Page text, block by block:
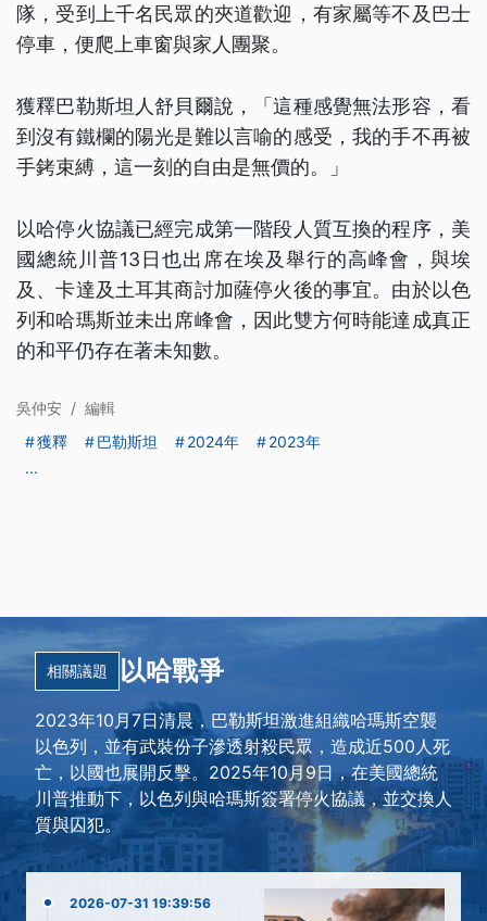
隊，受到上千名民眾的夾道歡迎，有家屬等不及巴士
停車，便爬上車窗與家人團聚。
獲釋巴勒斯坦人舒貝爾說，「這種感覺無法形容，看
到沒有鐵欄的陽光是難以言喻的感受，我的手不再被
手銬束縛，這一刻的自由是無價的。」
以哈停火協議已經完成第一階段人質互換的程序，美
國總統川普13日也出席在埃及舉行的高峰會，與埃
及、卡達及土耳其商討加薩停火後的事宜。由於以色
列和哈瑪斯並未出席峰會，因此雙方何時能達成真正
的和平仍存在著未知數。
吳仲安 / 編輯
獲釋
巴勒斯坦 2024年
2023年
...
相關議題 以哈戰爭
2023年10月7日清晨，巴勒斯坦激進組織哈瑪斯空襲
以色列，並有武裝份子滲透射殺民眾，造成近500人死
亡，以國也展開反擊。2025年10月9日，在美國總統
川普推動下，以色列與哈瑪斯簽署停火協議，並交換人
質與囚犯。
2026-07-31 19:39:56